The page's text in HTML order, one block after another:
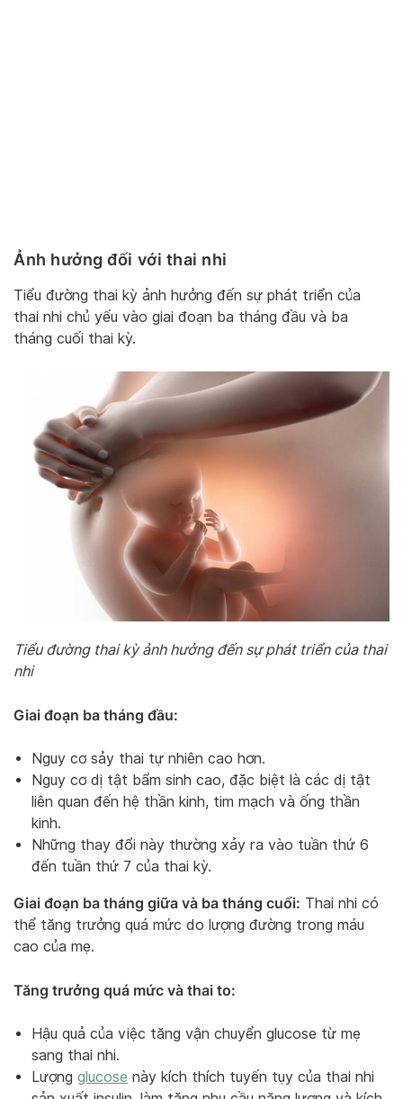
Ảnh hưởng đối với thai nhi
Tiểu đường thai kỳ ảnh hưởng đến sự phát triển của
thai nhi chủ yếu vào giai đoạn ba tháng đầu và ba
tháng cuối thai kỳ.
Tiểu đường thai kỳ ảnh hưởng đến sự phát triển của thai
nhi
Giai đoạn ba tháng đầu:
Nguy cơ sảy thai tự nhiên cao hơn.
Nguy cơ dị tật bẩm sinh cao, đặc biệt là các dị tật
liên quan đến hệ thần kinh, tim mạch và ống thần
kinh.
Những thay đổi này thường xảy ra vào tuần thứ 6
đến tuần thứ 7 của thai kỳ.
Giai đoạn ba tháng giữa và ba tháng cuối: Thai nhi có
thể tăng trưởng quá mức do lượng đường trong máu
cao của mẹ.
Tăng trưởng quá mức và thai to:
Hậu quả của việc tăng vận chuyển glucose từ mẹ
sang thai nhi.
Lượng glucose này kích thích tuyến tụy của thai nhi